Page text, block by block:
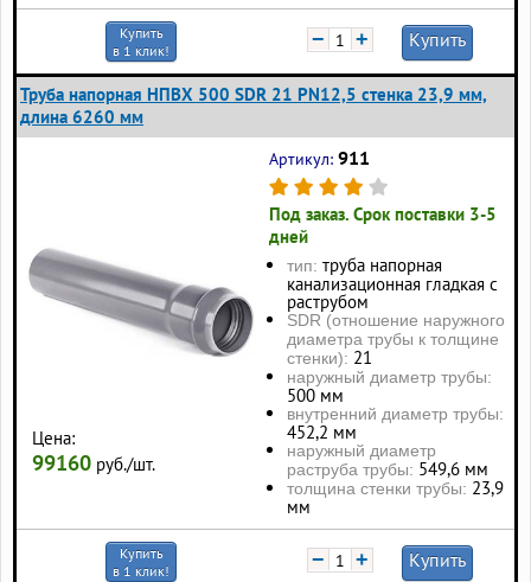
Купить
в 1 клик!
− + Купить
Труба напорная НПВХ 500 SDR 21 PN12,5 стенка 23,9 мм,
длина 6260 мм
Цена:
99160 руб./шт.
Артикул: 911
Под заказ. Срок поставки 3-5
дней
тип: труба напорная
канализационная гладкая с
раструбом
SDR (отношение наружного
диаметра трубы к толщине
стенки): 21
наружный диаметр трубы:
500 мм
внутренний диаметр трубы:
452,2 мм
наружный диаметр
раструба трубы: 549,6 мм
толщина стенки трубы: 23,9
мм
Купить
в 1 клик!
− + Купить